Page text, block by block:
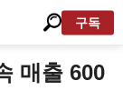
구독
매출 600